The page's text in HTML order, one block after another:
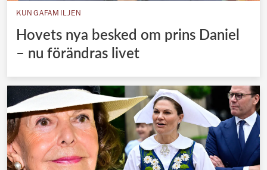
KUNGAFAMILJEN
Hovets nya besked om prins Daniel
– nu förändras livet